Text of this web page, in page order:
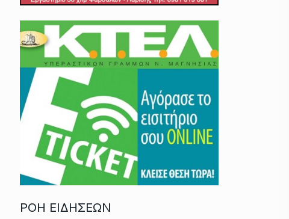
ΡΟΗ ΕΙΔΗΣΕΩΝ